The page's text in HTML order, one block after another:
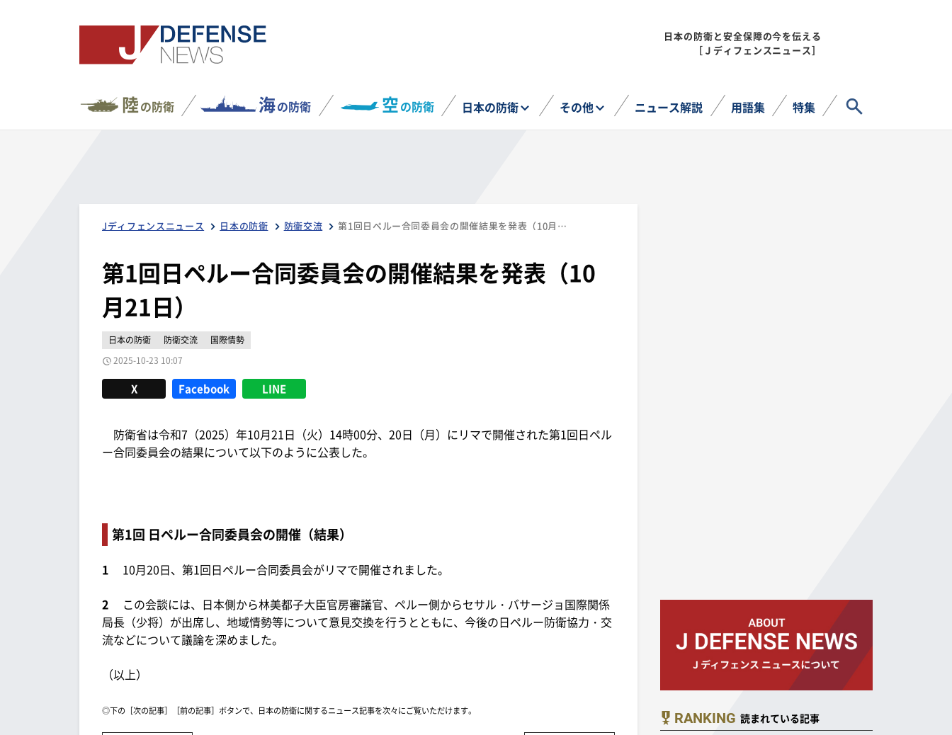
日本の防衛と安全保障の今を伝える
［Ｊディフェンスニュース］
陸の防衛 海の防衛 空の防衛 日本の防衛 その他 ニュース解説 用語集 特集
Jディフェンスニュース 日本の防衛 防衛交流 第1回日ペルー合同委員会の開催結果を発表（10月21日）
第1回日ペルー合同委員会の開催結果を発表（10
月21日）
日本の防衛 防衛交流
国際情勢
2025-10-23 10:07
X Facebook LINE
防衛省は令和7（2025）年10月21日（火）14時00分、20日（月）にリマで開催された第1回日ペル
ー合同委員会の結果について以下のように公表した。
第1回 日ペルー合同委員会の開催（結果）
1 10月20日、第1回日ペルー合同委員会がリマで開催されました。
2 この会談には、日本側から林美都子大臣官房審議官、ペルー側からセサル・バサージョ国際関係
局長（少将）が出席し、地域情勢等について意見交換を行うとともに、今後の日ペルー防衛協力・交
流などについて議論を深めました。
（以上）
◎下の［次の記事］［前の記事］ボタンで、日本の防衛に関するニュース記事を次々にご覧いただけます。 RANKING 読まれている記事